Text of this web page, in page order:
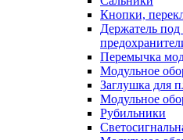
Кнопки,
Держатель под
Перемычка
Модульное
Заглушка для
Модульное
Рубильники